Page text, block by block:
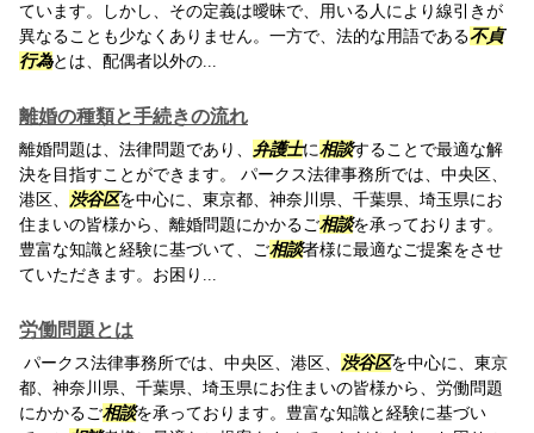
ています。しかし、その定義は曖昧で、用いる人により線引きが
異なることも少なくありません。一方で、法的な用語である不貞
行為とは、配偶者以外の...
離婚の種類と手続きの流れ
離婚問題は、法律問題であり、 弁護士に相談することで最適な解
決を目指すことができます。 パークス法律事務所では、中央区、
港区、
渋谷区を中心に、東京都、神奈川県、千葉県、埼玉県にお
住まいの皆様から、離婚問題にかかるご相談を承っております。
豊富な知識と経験に基づいて、ご相談者様に最適なご提案をさせ
ていただきます。お困り...
労働問題とは
パークス法律事務所では、中央区、港区、 渋谷区を中心に、東京
都、神奈川県、千葉県、埼玉県にお住まいの皆様から、労働問題
にかかるご相談を承っております。豊富な知識と経験に基づい